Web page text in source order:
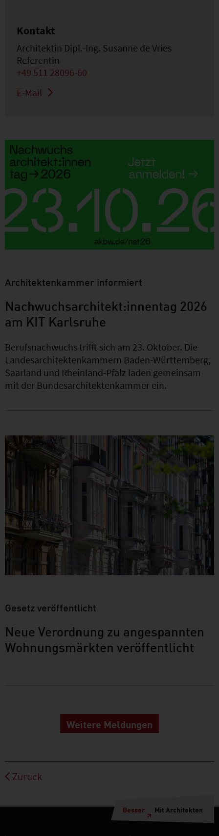
Kontakt
Architektin Dipl.-Ing. Susanne de Vries
Referentin
+49 511 28096-60
E-Mail
Architektenkammer informiert
Nachwuchsarchitekt:innentag 2026
am KIT Karlsruhe
Berufsnachwuchs trifft sich am 23. Oktober. Die
Landesarchitektenkammern Baden-Württemberg,
Saarland und Rheinland-Pfalz laden gemeinsam
mit der Bundesarchitektenkammer ein.
Gesetz veröffentlicht
Neue Verordnung zu angespannten
Wohnungsmärkten veröffentlicht
Weitere Meldungen
Zurück
Besser Mit Architekten